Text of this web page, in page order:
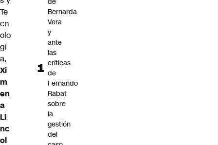
Te
cn
olo
gí
a,
Xi
m
en
a
Li
nc
ol
Bernarda
Vera
y
ante
las
críticas
de
Fernando
Rabat
sobre
la
gestión
del